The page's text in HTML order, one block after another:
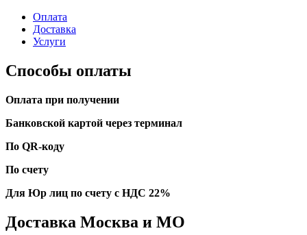
Оплата
Доставка
Услуги
Способы оплаты
Оплата при получении
Банковской картой через терминал
По QR-коду
По счету
Для Юр лиц по счету с НДС 22%
Доставка Москва и МО